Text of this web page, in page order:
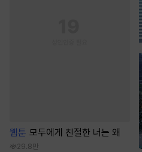
웹툰 모두에게 친절한 너는 왜
29.8만